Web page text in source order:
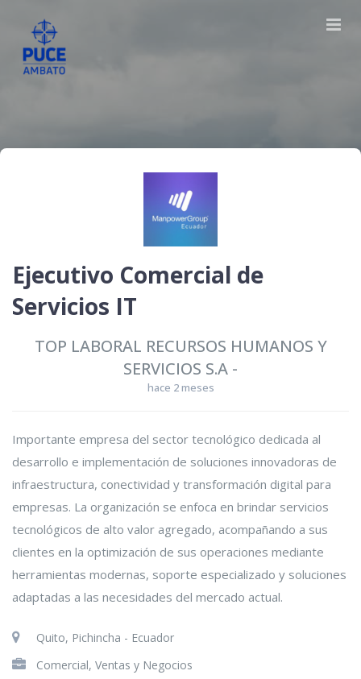
Ejecutivo Comercial de
Servicios IT
TOP LABORAL RECURSOS HUMANOS Y
SERVICIOS S.A -
hace 2 meses
Importante empresa del sector tecnológico dedicada al
desarrollo e implementación de soluciones innovadoras de
infraestructura, conectividad y transformación digital para
empresas. La organización se enfoca en brindar servicios
tecnológicos de alto valor agregado, acompañando a sus
clientes en la optimización de sus operaciones mediante
herramientas modernas, soporte especializado y soluciones
adaptadas a las necesidades del mercado actual.
Quito, Pichincha - Ecuador
Comercial, Ventas y Negocios